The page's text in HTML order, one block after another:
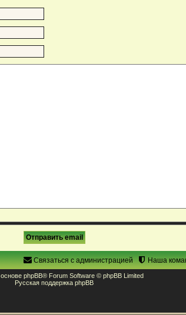
Наша
Связаться с администрацией
phpBB® Forum Software © phpBB Limited
Русская поддержка phpBB